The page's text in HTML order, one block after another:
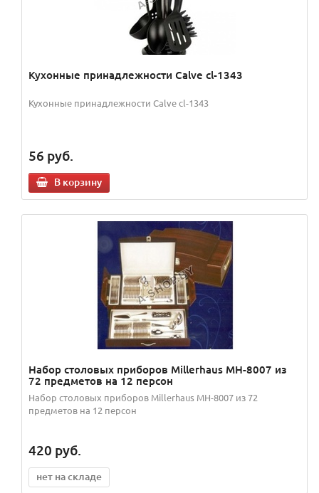
Кухонные принадлежности Calve cl-1343
Кухонные принадлежности Calve cl-1343
56 руб.
В корзину
Набор столовых приборов Millerhaus MH-8007 из
72 предметов на 12 персон
Набор столовых приборов Millerhaus MH-8007 из 72
предметов на 12 персон
420 руб.
нет на складе